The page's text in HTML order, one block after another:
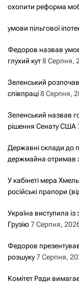
охопити реформа
умови пільгової
Федоров назвав
глухий кут8 Серпня,
Зеленський
співпраці8 Серпня,
Зеленський назвав
рішення Сенату США
Державні склади до
держмайна отримав
У кабінеті мера
російські прапори
Україна виступила
Грузію7 Серпня,
Федоров
розшуку7 Серпня,
Комітет Ради